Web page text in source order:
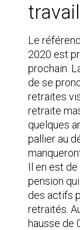
Le
2020 est
prochain.
de se
retraites
retraite
quelques
pallier au
Il en est
pension
des actifs
retraités.
hausse de